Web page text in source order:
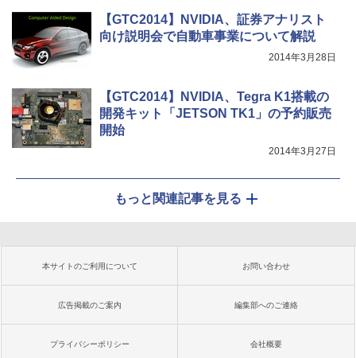
【GTC2014】NVIDIA、証券アナリスト
向け説明会で自動車事業について解説
2014年3月28日
【GTC2014】NVIDIA、Tegra K1搭載の
開発キット「JETSON TK1」の予約販売
開始
2014年3月27日
もっと関連記事を見る
本サイトのご利用について お問い合わせ
広告掲載のご案内 編集部へのご連絡
プライバシーポリシー 会社概要